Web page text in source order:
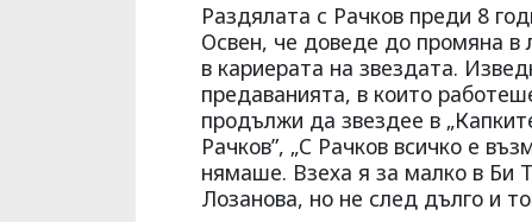
Раздялата с Рачков преди 8
Освен, че доведе до промяна в
в кариерата на звездата.
предаванията, в които
продължи да звездее в
Рачков”, „С Рачков всичко е
нямаше. Взеха я за малко в Би
Лозанова, но не след дълго и